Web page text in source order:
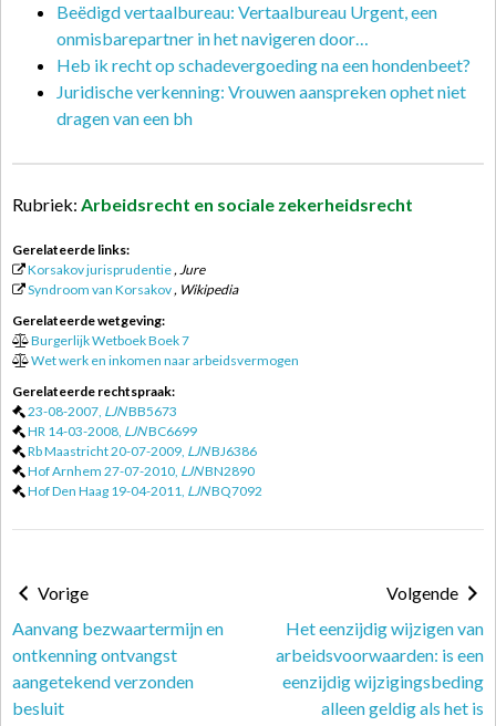
Beëdigd vertaalbureau: Vertaalbureau Urgent, een
onmisbarepartner in het navigeren door…
Heb ik recht op schadevergoeding na een hondenbeet?
Juridische verkenning: Vrouwen aanspreken ophet niet
dragen van een bh
Rubriek: Arbeidsrecht en sociale zekerheidsrecht
Gerelateerde links:
Korsakov jurisprudentie, Jure
Syndroom van Korsakov, Wikipedia
Gerelateerde wetgeving:
Burgerlijk Wetboek Boek 7
Wet werk en inkomen naar arbeidsvermogen
Gerelateerde rechtspraak:
23-08-2007, LJNBB5673
HR 14-03-2008, LJNBC6699
Rb Maastricht 20-07-2009, LJNBJ6386
Hof Arnhem 27-07-2010, LJNBN2890
Hof Den Haag 19-04-2011, LJNBQ7092
Vorige
Aanvang bezwaartermijn en
ontkenning ontvangst
aangetekend verzonden
besluit
Volgende
Het eenzijdig wijzigen van
arbeidsvoorwaarden: is een
eenzijdig wijzigingsbeding
alleen geldig als het is